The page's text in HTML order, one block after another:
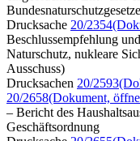
Drucksache 20/2354
Beschlussempfehlung
Naturschutz, nukleare
Ausschuss)
Drucksachen 20/2593
20/2658(Dokument,
– Bericht des
Geschäftsordnung